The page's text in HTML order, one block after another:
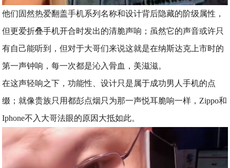
他们固然热爱翻盖手机系列名称和设计背后隐藏的阶级属性，
但更爱折叠手机开合时发出的清脆声响；虽然它的声音或许只
有自己能听到，但对于大哥们来说这就是在纳斯达克上市时的
第一声钟响，每一次都是沁入骨血，美滋滋。
在这声轻响之下，功能性、设计只是属于成功男人手机的点
缀；就像贵族只用都彭点烟只为那一声悦耳脆响一样，Zippo和
Iphone不入大哥法眼的原因大抵如此。